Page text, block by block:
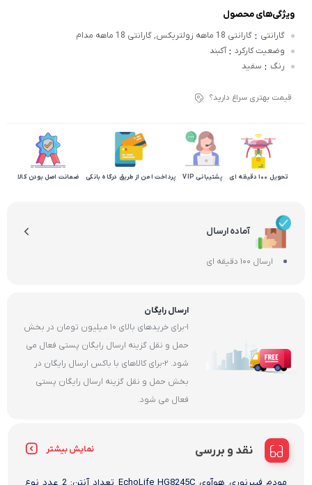
ویژگی‌های محصول
گارانتی : گارانتی 18 ماهه زولتریکس, گارانتی 18 ماهه مدام
وضعیت کارکرد : آکبند
رنگ : سفید
قیمت بهتری سراغ دارید؟
تحویل 100 دقیقه ای پشتیبانی VIP پرداخت امن از طریق درگاه بانکی ضمانت اصل بودن کالا
آماده ارسال
ارسال 100 دقیقه ای
ارسال رایگان
1-برای خریدهای بالای 10 میلیون تومان در بخش
حمل و نقل گزینه ارسال رایگان پستی فعال می
شود. 2-برای کالاهای با باکس ارسال رایگان در
بخش حمل و نقل گزینه ارسال رایگان پستی
فعال می شود.
نقد و بررسی نمایش بیشتر
مودم فیبرنوری هوآوی EchoLife HG8245C تعداد آنتن: 2 عدد نوع